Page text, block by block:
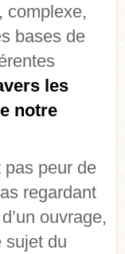
complexe,
bases de
les
notre
peur de
regardant
ouvrage,
sujet du